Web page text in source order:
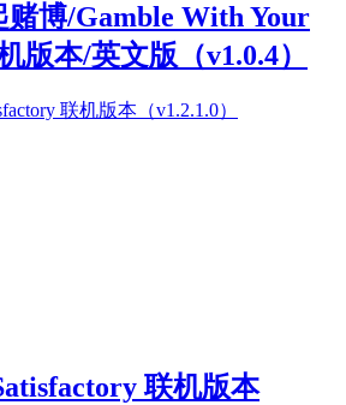
赌博/Gamble With Your
版本/英文版（v1.0.4）
联机版本